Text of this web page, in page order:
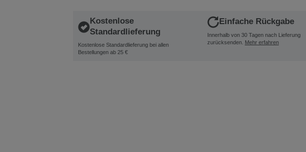
Kostenlose
Standardlieferung
Kostenlose Standardlieferung bei allen
Bestellungen ab 25 €
Einfache Rückgabe
Innerhalb von 30 Tagen nach Lieferung
zurücksenden. Mehr erfahren